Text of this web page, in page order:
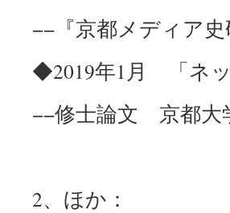
−−『京都メディア
◆2019年1月 「ネ
−−修士論文 京都大
2、ほか：